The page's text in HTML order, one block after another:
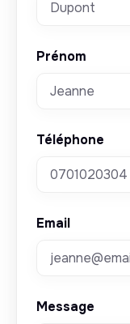
Prénom
Téléphone
Email
Message